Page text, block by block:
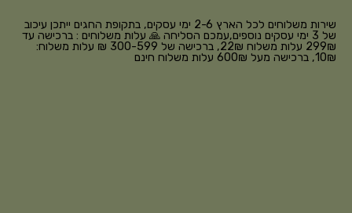
שירות משלוחים לכל הארץ 2-6 ימי עסקים, בתקופת החגים ייתכן עיכוב
של 3 ימי עסקים נוספים,עמכם הסליחה 🙏 עלות משלוחים : ברכישה עד
299₪ עלות משלוח 22₪, ברכישה של 300-599 ₪ עלות משלוח:
10₪, ברכישה מעל 600₪ עלות משלוח חינם